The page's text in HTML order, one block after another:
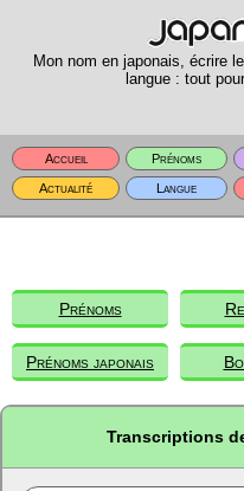
Mon nom en japonais, écrire
langue : tout
Accueil Prénoms
Actualité
Langue
Prénoms
Prénoms japonais
Transcriptions